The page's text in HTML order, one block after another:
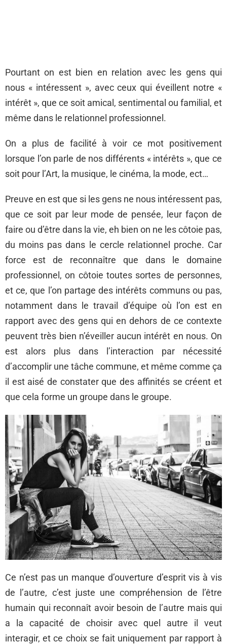
Pourtant on est bien en relation avec les gens qui
nous « intéressent », avec ceux qui éveillent notre «
intérêt », que ce soit amical, sentimental ou familial, et
même dans le relationnel professionnel.
On a plus de facilité à voir ce mot positivement
lorsque l’on parle de nos différents « intérêts », que ce
soit pour l’Art, la musique, le cinéma, la mode, ect…
Preuve en est que si les gens ne nous intéressent pas,
que ce soit par leur mode de pensée, leur façon de
faire ou d’être dans la vie, eh bien on ne les côtoie pas,
du moins pas dans le cercle relationnel proche. Car
force est de reconnaître que dans le domaine
professionnel, on côtoie toutes sortes de personnes,
et ce, que l’on partage des intérêts communs ou pas,
notamment dans le travail d’équipe où l’on est en
rapport avec des gens qui en dehors de ce contexte
peuvent très bien n’éveiller aucun intérêt en nous. On
est alors plus dans l’interaction par nécessité
d’accomplir une tâche commune, et même comme ça
il est aisé de constater que des affinités se créent et
que cela forme un groupe dans le groupe.
Ce n’est pas un manque d’ouverture d’esprit vis à vis
de l’autre, c’est juste une compréhension de l’être
humain qui reconnaît avoir besoin de l’autre mais qui
a la capacité de choisir avec quel autre il veut
interagir, et ce choix se fait uniquement par rapport à